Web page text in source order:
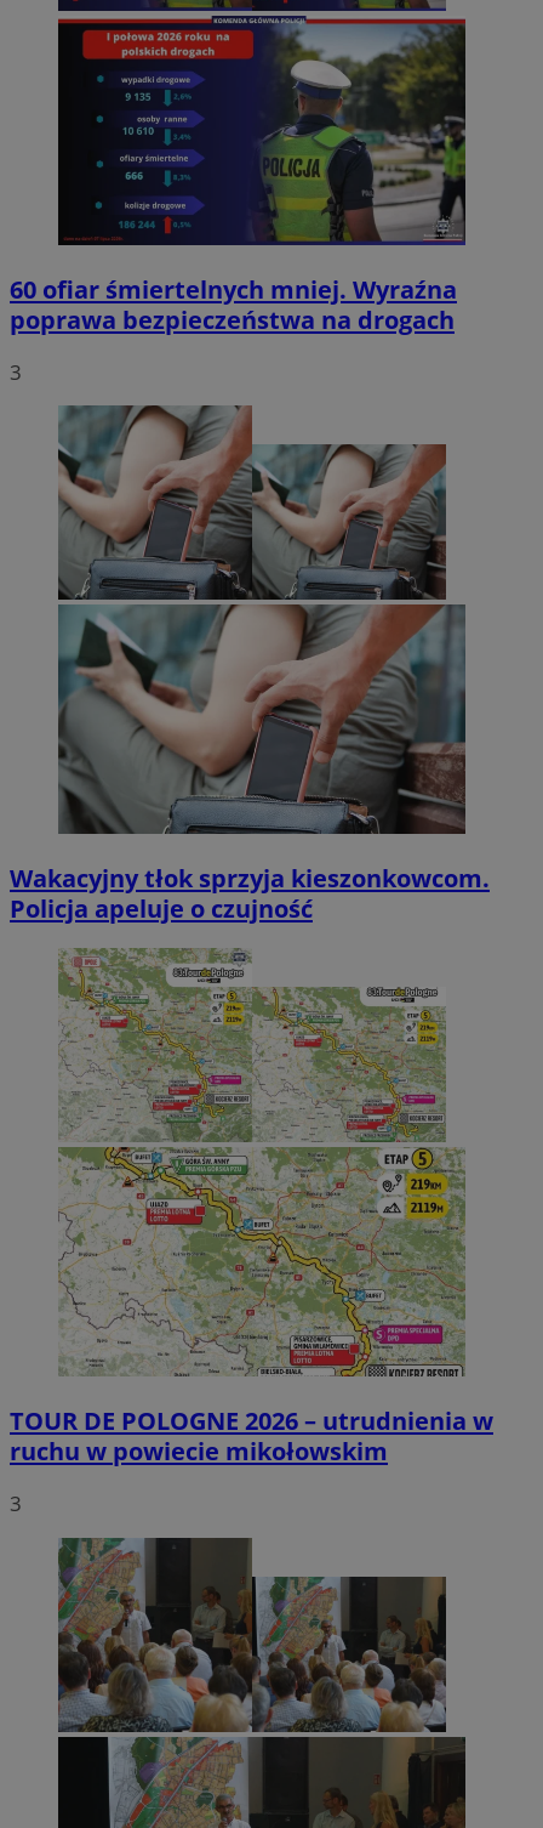
60 ofiar śmiertelnych mniej. Wyraźna
poprawa bezpieczeństwa na drogach
3
Wakacyjny tłok sprzyja kieszonkowcom.
Policja apeluje o czujność
TOUR DE POLOGNE 2026 – utrudnienia w
ruchu w powiecie mikołowskim
3